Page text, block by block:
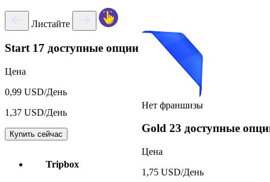
Листайте
Start 17 доступные опции
Цена
0,99 USD/День
1,37 USD/День
Купить сейчас
Tripbox
Нет франшизы
Gold 23 доступные
Цена
1,75 USD/День